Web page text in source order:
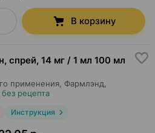
В корзину
спрей, 14 мг / 1 мл 100 мл
применения, Фармлэнд
без рецепта
Инструкция